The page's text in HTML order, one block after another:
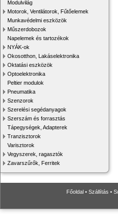
Modulvilág
Motorok, Ventilátorok, Fűtőelemek
Munkavédelmi eszközök
Műszerdobozok
Napelemek és tartozékok
NYÁK-ok
Okosotthon, Lakáselektronika
Oktatási eszközök
Optoelektronika
Peltier modulok
Pneumatika
Szenzorok
Szerelési segédanyagok
Szerszám és forrasztás
Tápegységek, Adapterek
Tranzisztorok
Varisztorok
Vegyszerek, ragasztók
Zavarszűrők, Ferritek
Főoldal • Szállítás •